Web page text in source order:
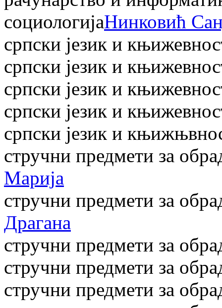
социологијаНинковић
српски језик и
српски језик и
српски језик и
српски језик и
српски језик и
стручни предмети за
Марија
стручни предмети за
Драгана
стручни предмети за
стручни предмети за
стручни предмети за